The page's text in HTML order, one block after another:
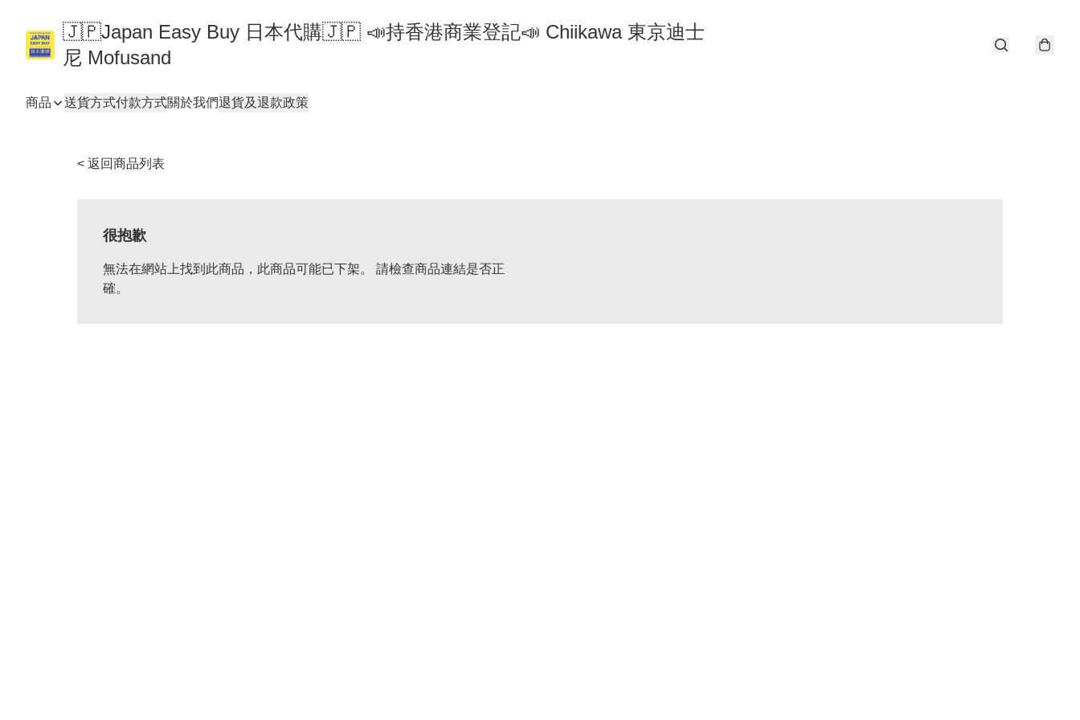
🇯🇵Japan Easy Buy 日本代購🇯🇵 📣持香港商業登記📣 Chiikawa 東京迪士
尼 Mofusand
商品 送貨方式付款方式關於我們退貨及退款政策
< 返回商品列表
很抱歉
無法在網站上找到此商品，此商品可能已下架。 請檢查商品連結是否正
確。